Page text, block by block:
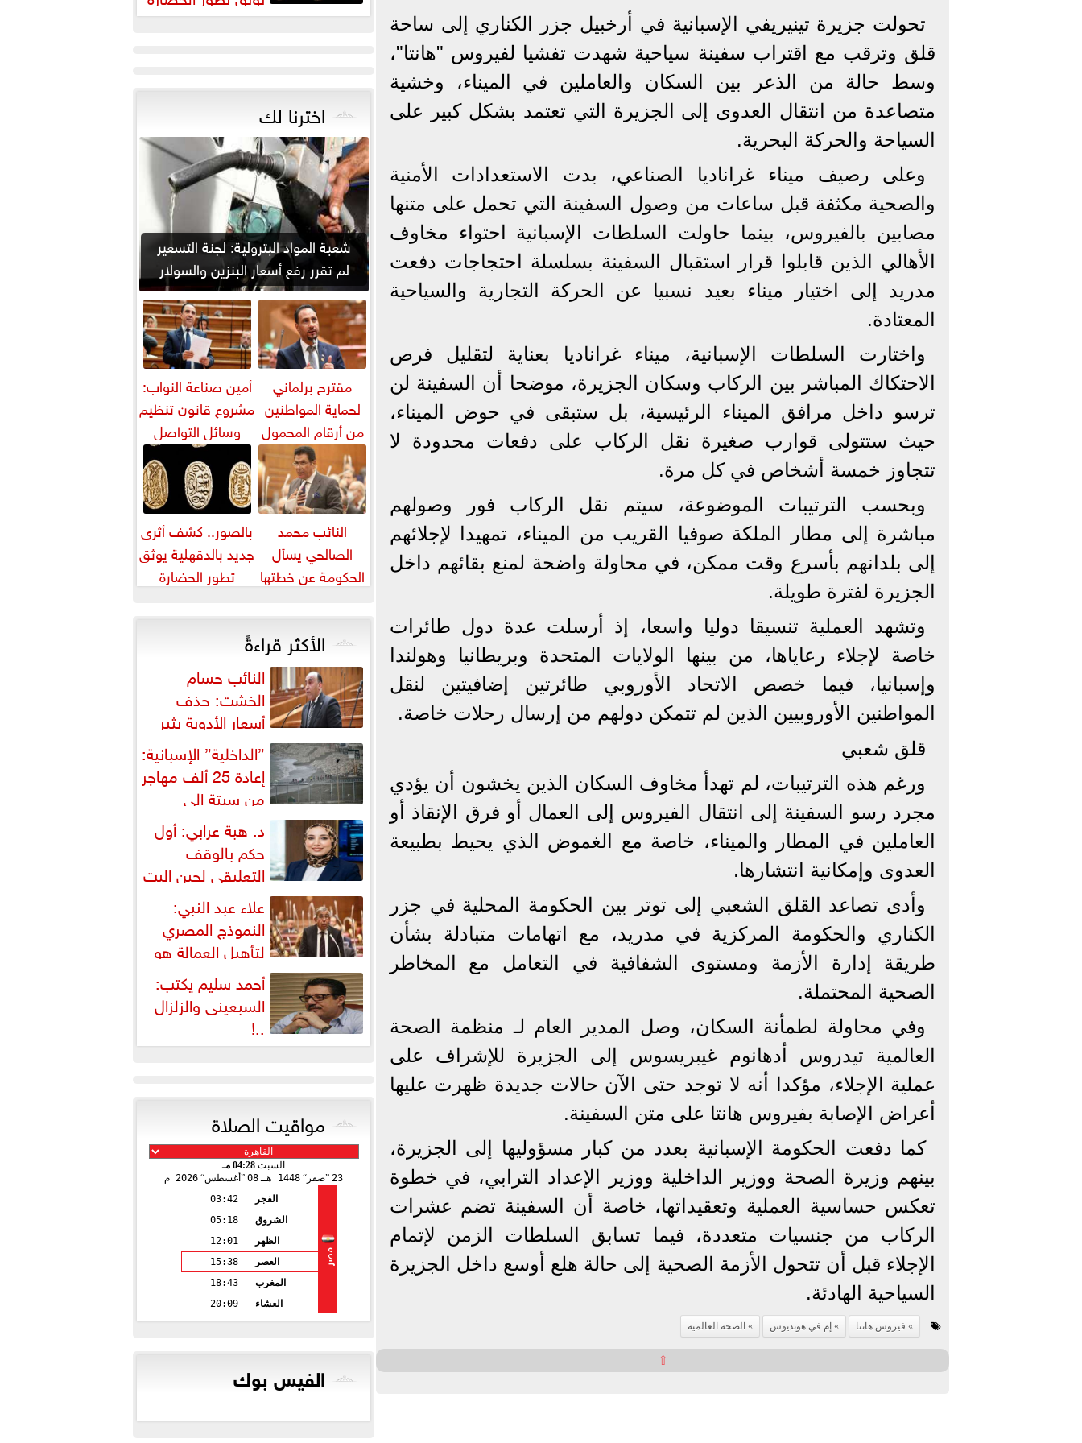
تحولت جزيرة تينيريفي الإسبانية في أرخبيل جزر الكناري إلى ساحة
قلق وترقب مع اقتراب سفينة سياحية شهدت تفشيا لفيروس "هانتا"،
وسط حالة من الذعر بين السكان والعاملين في الميناء، وخشية
متصاعدة من انتقال العدوى إلى الجزيرة التي تعتمد بشكل كبير على
السياحة والحركة البحرية.
وعلى رصيف ميناء غراناديا الصناعي، بدت الاستعدادات الأمنية
والصحية مكثفة قبل ساعات من وصول السفينة التي تحمل على متنها
مصابين بالفيروس، بينما حاولت السلطات الإسبانية احتواء مخاوف
الأهالي الذين قابلوا قرار استقبال السفينة بسلسلة احتجاجات دفعت
مدريد إلى اختيار ميناء بعيد نسبيا عن الحركة التجارية والسياحية
المعتادة.
واختارت السلطات الإسبانية، ميناء غراناديا بعناية لتقليل فرص
الاحتكاك المباشر بين الركاب وسكان الجزيرة، موضحا أن السفينة لن
ترسو داخل مرافق الميناء الرئيسية، بل ستبقى في حوض الميناء،
حيث ستتولى قوارب صغيرة نقل الركاب على دفعات محدودة لا
تتجاوز خمسة أشخاص في كل مرة.
وبحسب الترتيبات الموضوعة، سيتم نقل الركاب فور وصولهم
مباشرة إلى مطار الملكة صوفيا القريب من الميناء، تمهيدا لإجلائهم
إلى بلدانهم بأسرع وقت ممكن، في محاولة واضحة لمنع بقائهم داخل
الجزيرة لفترة طويلة.
وتشهد العملية تنسيقا دوليا واسعا، إذ أرسلت عدة دول طائرات
خاصة لإجلاء رعاياها، من بينها الولايات المتحدة وبريطانيا وهولندا
وإسبانيا، فيما خصص الاتحاد الأوروبي طائرتين إضافيتين لنقل
المواطنين الأوروبيين الذين لم تتمكن دولهم من إرسال رحلات خاصة.
قلق شعبي
ورغم هذه الترتيبات، لم تهدأ مخاوف السكان الذين يخشون أن يؤدي
مجرد رسو السفينة إلى انتقال الفيروس إلى العمال أو فرق الإنقاذ أو
العاملين في المطار والميناء، خاصة مع الغموض الذي يحيط بطبيعة
العدوى وإمكانية انتشارها.
وأدى تصاعد القلق الشعبي إلى توتر بين الحكومة المحلية في جزر
الكناري والحكومة المركزية في مدريد، مع اتهامات متبادلة بشأن
طريقة إدارة الأزمة ومستوى الشفافية في التعامل مع المخاطر
الصحية المحتملة.
وفي محاولة لطمأنة السكان، وصل المدير العام لـ منظمة الصحة
العالمية تيدروس أدهانوم غيبريسوس إلى الجزيرة للإشراف على
عملية الإجلاء، مؤكدا أنه لا توجد حتى الآن حالات جديدة ظهرت عليها
أعراض الإصابة بفيروس هانتا على متن السفينة.
كما دفعت الحكومة الإسبانية بعدد من كبار مسؤوليها إلى الجزيرة،
بينهم وزيرة الصحة ووزير الداخلية ووزير الإعداد الترابي، في خطوة
تعكس حساسية العملية وتعقيداتها، خاصة أن السفينة تضم عشرات
الركاب من جنسيات متعددة، فيما تسابق السلطات الزمن لإتمام
الإجلاء قبل أن تتحول الأزمة الصحية إلى حالة هلع أوسع داخل الجزيرة
السياحية الهادئة.
فيروس هانتا إم في هونديوس الصحة العالمية
⇧
المصرية عبر آلاف السنين
اخترنا لك
شعبة المواد البترولية: لجنة التسعير
لم تقرر رفع أسعار البنزين والسولار
حتى...
مقترح برلماني
لحماية المواطنين
من أرقام المحمول
المجهولة
أمين صناعة النواب:
مشروع قانون تنظيم
وسائل التواصل
يواجه التزييف
العميق ويحمي...
النائب محمد
الصالحي يسأل
الحكومة عن خطتها
اللحوم
بالصور.. كشف أثرى
جديد بالدقهلية يوثق
تطور الحضارة
السنين
الأكثر قراءةً
النائب حسام
الخشت: حذف
أسعار الأدوية يثير
إشكالية دستورية ويهدد حق
المواطن...
”الداخلية” الإسبانية:
إعادة 25 ألف مهاجر
من سبتة إلى
المغرب... وارتفاع حصيلة...
د. هبة عرابي: أول
حكم بالوقف
التعليقي لحين البت
في الطعن على... علاء عبد النبي:
النموذج المصري
لتأهيل العمالة هو
البديل العملي والأمثل لأزمات...
أحمد سليم يكتب:
السبعينى والزلزال
..!
مواقيت الصلاة
السبت 04:28 مـ
23 صفر 1448 هـ 08 أغسطس 2026 م
مصر
الفجر
03:42
الشروق
05:18
الظهر
12:01
العصر
15:38
المغرب
18:43
العشاء
20:09
الفيس بوك